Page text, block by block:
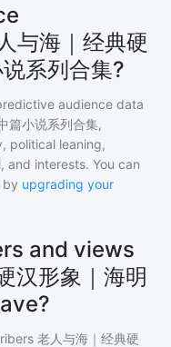
与海｜经典硬
系列合集?
audience data
篇小说系列合集,
political leaning,
and interests. You can
by upgrading your
and views
汉形象｜海明
老人与海｜经典硬